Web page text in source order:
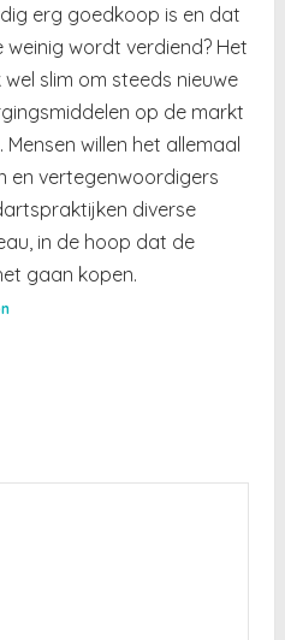
erg goedkoop is en dat
wordt verdiend? Het
wel slim om steeds nieuwe
op de markt
Mensen willen het allemaal
en vertegenwoordigers
diverse
in de hoop dat de
gaan kopen.